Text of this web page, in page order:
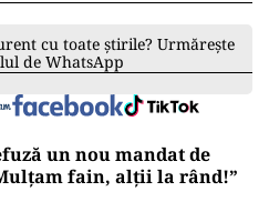
din Medica Sibiu. Mai
în țară și două în
din Sibiu. Doi
născut și cântăresc